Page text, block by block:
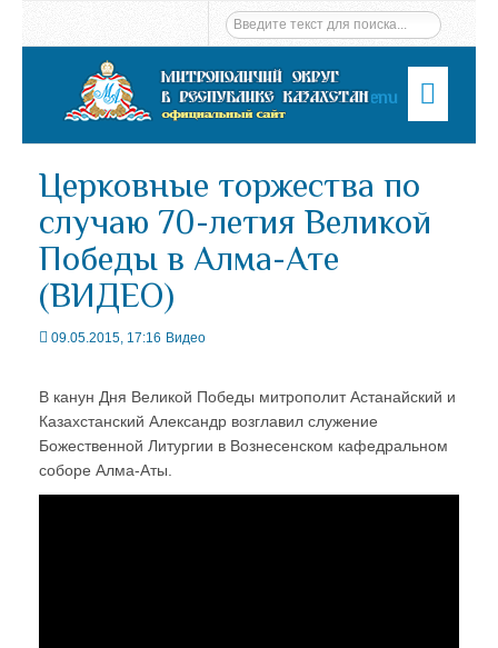
Menu
Церковные торжества по
случаю 70-летия Великой
Победы в Алма-Ате
(ВИДЕО)
09.05.2015, 17:16 Видео
В канун Дня Великой Победы митрополит Астанайский и
Казахстанский Александр возглавил служение
Божественной Литургии в Вознесенском кафедральном
соборе Алма-Аты.